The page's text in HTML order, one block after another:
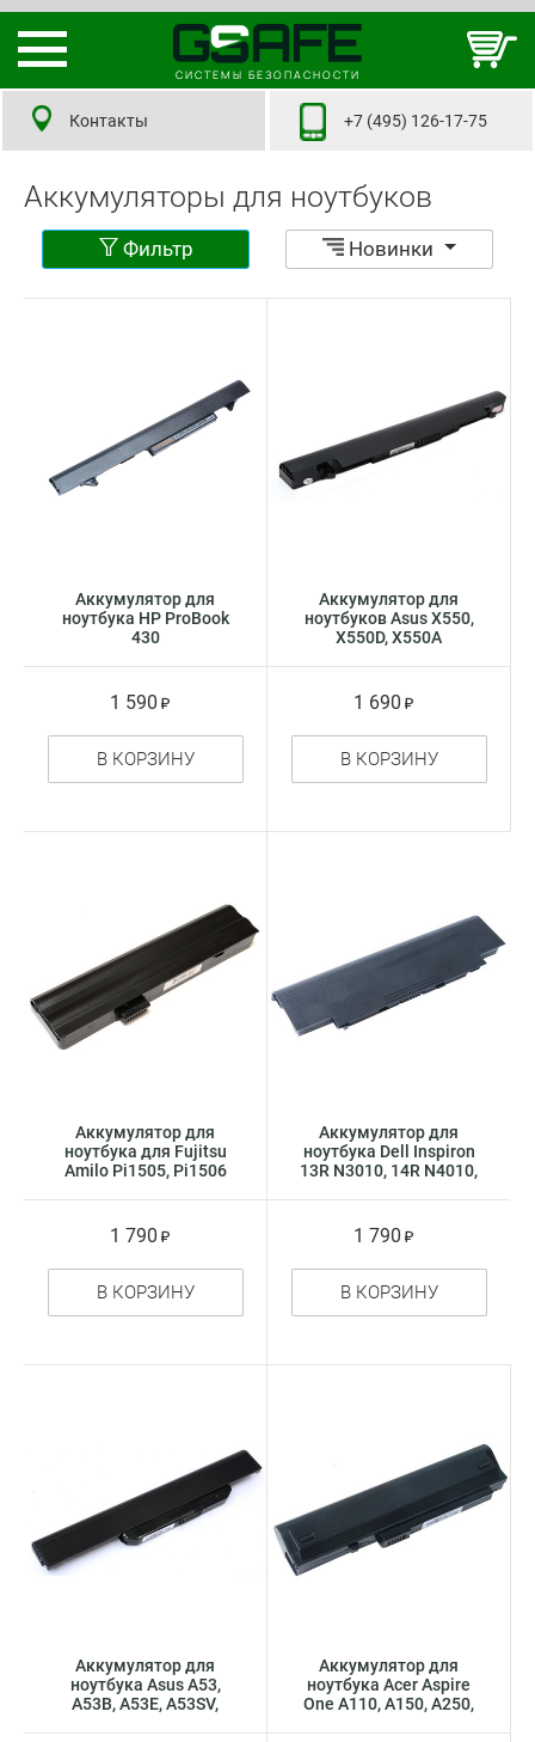
СИСТЕМЫ БЕЗОПАСНОСТИ
Контакты +7 (495) 126-17-75
Аккумуляторы для ноутбуков
Фильтр Новинки
Аккумулятор для
ноутбука HP ProBook
430
1 590
В КОРЗИНУ
Аккумулятор для
ноутбуков Asus X550,
X550D, X550A
1 690
В КОРЗИНУ
Аккумулятор для
ноутбука для Fujitsu
Amilo Pi1505, Pi1506
1 790
В КОРЗИНУ
Аккумулятор для
ноутбука Dell Inspiron
13R N3010, 14R N4010,
1 790
В КОРЗИНУ
Аккумулятор для
ноутбука Asus A53,
A53B, A53E, A53SV,
Аккумулятор для
ноутбука Acer Aspire
One A110, A150, A250,